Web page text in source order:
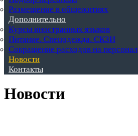
Размещение в общежитиях
Дополнительно
Курсы иностранных языков
Питание. Спецодежда. СКЗИ
Сокращение расходов на персонал
Новости
Контакты
Новости